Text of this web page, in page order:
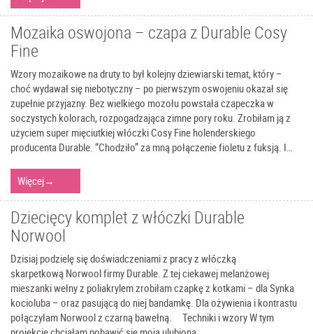
Mozaika oswojona – czapa z Durable Cosy
Fine
Wzory mozaikowe na druty to był kolejny dziewiarski temat, który –
choć wydawał się niebotyczny – po pierwszym oswojeniu okazał się
zupełnie przyjazny. Bez wielkiego mozołu powstała czapeczka w
soczystych kolorach, rozpogadzająca zimne pory roku. Zrobiłam ją z
użyciem super mięciutkiej włóczki Cosy Fine holenderskiego
producenta Durable. “Chodziło” za mną połączenie fioletu z fuksją. I…
Więcej→
Dziecięcy komplet z włóczki Durable
Norwool
Dzisiaj podzielę się doświadczeniami z pracy z włóczką
skarpetkową Norwool firmy Durable. Z tej ciekawej melanżowej
mieszanki wełny z poliakrylem zrobiłam czapkę z kotkami – dla Synka
kocioluba – oraz pasującą do niej bandamkę. Dla ożywienia i kontrastu
połączyłam Norwool z czarną bawełną. Techniki i wzory W tym